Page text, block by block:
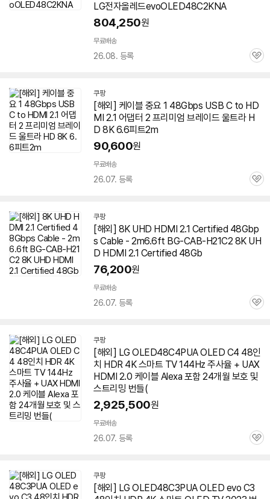
LG전자올레드evoOLED48C2KNA
804,250원
무료배송
26.08. 등록
관
쿠팡
[해외] 케이블 중요 1 48Gbps USB C to HD
MI 2.1 어댑터 2 프리미엄 브레이드 울트라 H
D 8K 6.6피트2m
90,600원
무료배송
26.07. 등록
관
쿠팡
[해외] 8K UHD HDMI 2.1 Certified 48Gbp
s Cable - 2m6.6ft BG-CAB-H21C2 8K UH
D HDMI 2.1 Certified 48Gb
76,200원
무료배송
26.07. 등록
관
쿠팡
[해외] LG OLED48C4PUA OLED C4 48인
치 HDR 4K 스마트 TV 144Hz 주사율 + UAX
HDMI 2.0 케이블 Alexa 포함 24개월 보호 및
스트리밍 번들(
2,925,500원
무료배송
26.07. 등록
관
쿠팡
[해외] LG OLED48C3PUA OLED evo C3